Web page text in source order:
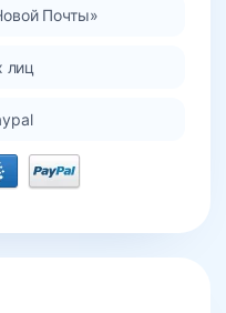
Почты»
лиц